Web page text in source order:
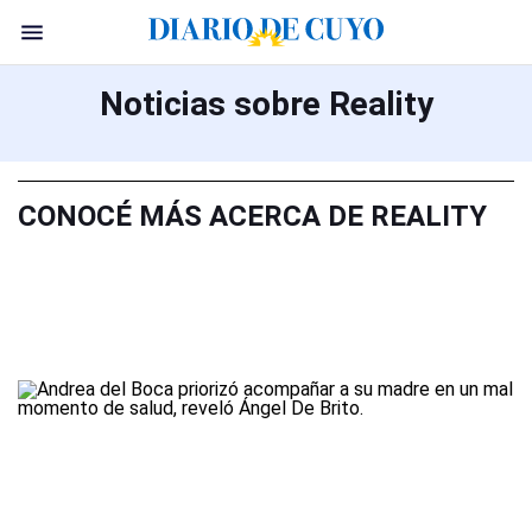
Noticias sobre Reality
CONOCÉ MÁS ACERCA DE REALITY